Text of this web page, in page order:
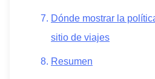
Dónde mostrar la
sitio de viajes
Resumen